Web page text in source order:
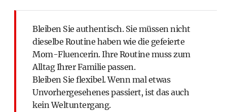
Bleiben Sie authentisch. Sie müssen nicht
dieselbe Routine haben wie die gefeierte
Mom-Fluencerin. Ihre Routine muss zum
Alltag Ihrer Familie passen.
Bleiben Sie flexibel. Wenn mal etwas
Unvorhergesehenes passiert, ist das auch
kein Weltuntergang.